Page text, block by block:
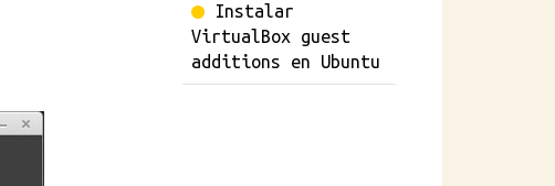
Instalar
VirtualBox guest
additions en Ubuntu